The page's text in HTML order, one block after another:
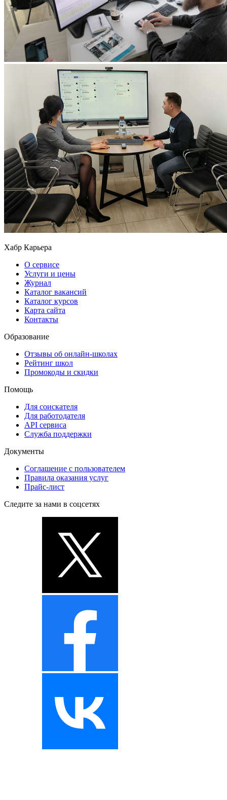
Хабр Карьера
О сервисе
Услуги и цены
Журнал
Каталог вакансий
Каталог курсов
Карта сайта
Контакты
Образование
Отзывы об онлайн-школах
Рейтинг школ
Промокоды и скидки
Помощь
Для соискателя
Для работодателя
API сервиса
Служба поддержки
Документы
Соглашение с пользователем
Правила оказания услуг
Прайс-лист
Следите за нами в соцсетях